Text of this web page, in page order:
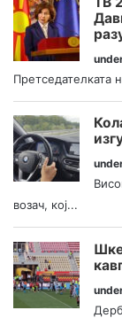
Претседателката
возач, кој...